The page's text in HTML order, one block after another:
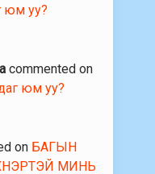
юм уу?
commented on
юм уу?
on БАГЫН
МИНЬ